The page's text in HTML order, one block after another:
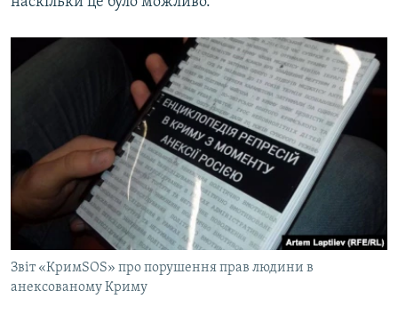
Звіт «КримSOS» про порушення прав людини в
анексованому Криму